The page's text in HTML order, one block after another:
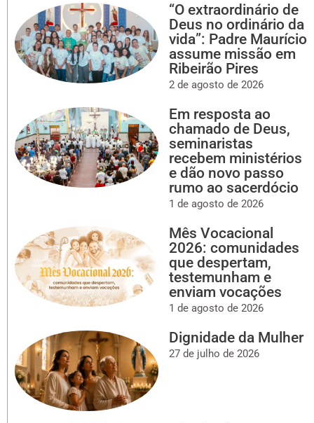
“O extraordinário de
Deus no ordinário da
vida”: Padre Maurício
assume missão em
Ribeirão Pires
2 de agosto de 2026
Em resposta ao
chamado de Deus,
seminaristas
recebem ministérios
e dão novo passo
rumo ao sacerdócio
1 de agosto de 2026
Mês Vocacional
2026: comunidades
que despertam,
testemunham e
enviam vocações
1 de agosto de 2026
Dignidade da Mulher
27 de julho de 2026